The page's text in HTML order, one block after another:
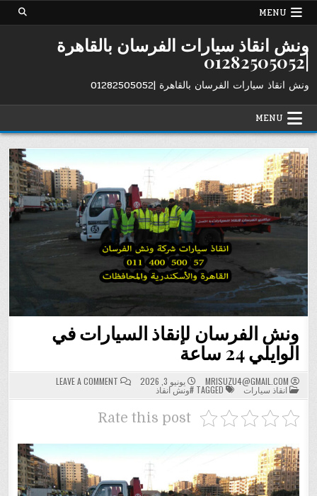
Skip
MENU
ونش انقاذ سيارات الفرسان بالقاهرة
|01282505052
ونش انقاذ سيارات الفرسان بالقاهرة |01282505052
MENU
ونش الفرسان لإنقاذ السيارات في
الوايلي 24 ساعة
MRISUZU4@GMAIL.COM يونيو 3, 2026 LEAVE A COMMENT
ON
ونش
الفرسان
POSTED
IN
انقاذ سيارات #ونش انقاذ
Rate this post